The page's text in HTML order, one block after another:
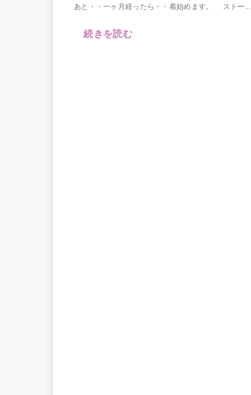
あと・・一ヶ月経ったら・・着始めます。 ストー...
続きを読む